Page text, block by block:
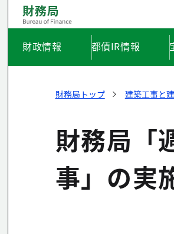
財政情報 都債IR情報
財務局トップ 建築工事と
財務局「
事」の実